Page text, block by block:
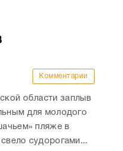
Комментарии
области заплыв
для молодого
пляже в
судорогами...